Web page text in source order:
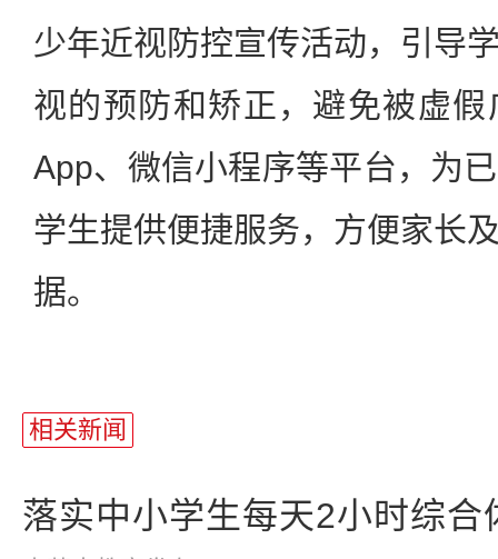
少年近视防控宣传活动，引导
视的预防和矫正，避免被虚
App、微信小程序等平台，为
学生提供便捷服务，方便家长
据。
相关新闻
落实中小学生每天2小时综